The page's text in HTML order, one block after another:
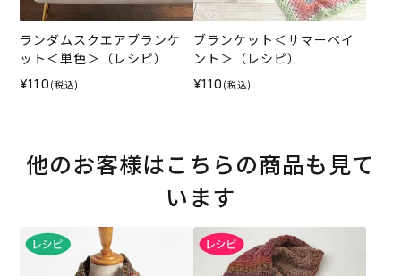
ランダムスクエアブランケ
ット＜単色＞（レシピ）
¥110 (税込)
ブランケット＜サマーペイ
ント＞（レシピ）
¥110 (税込)
他のお客様はこちらの商品も見て
います